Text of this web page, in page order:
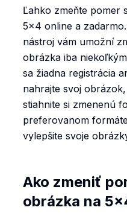
Ľahko zmeňte pomer
5x4 online a
nástroj vám umožní
obrázka iba
sa žiadna registrácia
nahrajte svoj
stiahnite si zmenenú
preferovanom
vylepšite svoje
Ako zmeniť
obrázka na